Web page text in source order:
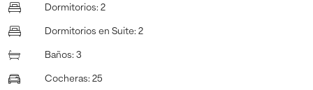
Dormitorios: 2
Dormitorios en Suite: 2
Baños: 3
Cocheras: 25